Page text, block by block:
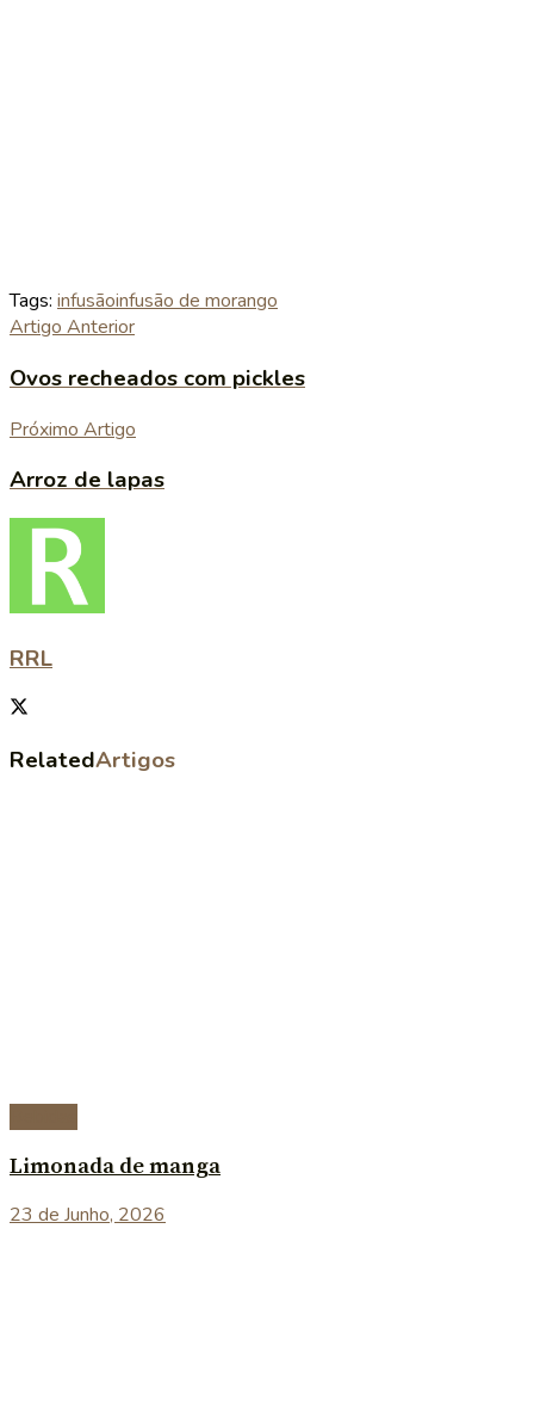
Tags: infusãoinfusão de morango
Artigo Anterior
Ovos recheados com pickles
Próximo Artigo
Arroz de lapas
RRL
RelatedArtigos
Limonada de manga
23 de Junho, 2026